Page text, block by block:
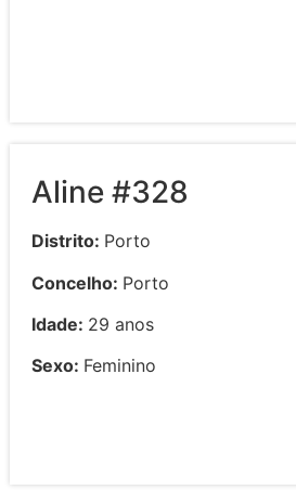
Aline #328
Distrito: Porto
Concelho: Porto
Idade: 29 anos
Sexo: Feminino